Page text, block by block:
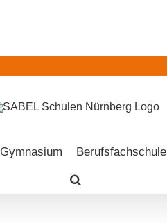
Gymnasium Berufsfachschule